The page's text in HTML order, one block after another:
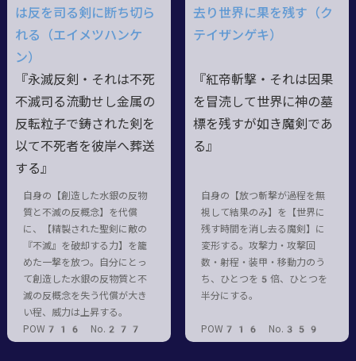
は反を司る剣に断ち切ら
れる（エイメツハンケ
ン）
『永滅反剣・それは不死
不滅司る流動せし金属の
反転粒子で鋳された剣を
以て不死者を彼岸へ葬送
する』
自身の【創造した水銀の反物
質と不滅の反概念】を代償
に、【精製された聖剣に敵の
『不滅』を破却する力】を籠
めた一撃を放つ。自分にとっ
て創造した水銀の反物質と不
滅の反概念を失う代償が大き
い程、威力は上昇する。
POW716 No.277
去り世界に果を残す（ク
テイザンゲキ）
『紅帝斬撃・それは因果
を冒涜して世界に神の墓
標を残すが如き魔剣であ
る』
自身の【放つ斬撃が過程を無
視して結果のみ】を【世界に
残す時間を消し去る魔剣】に
変形する。攻撃力・攻撃回
数・射程・装甲・移動力のう
ち、ひとつを5倍、ひとつを
半分にする。
POW716 No.359